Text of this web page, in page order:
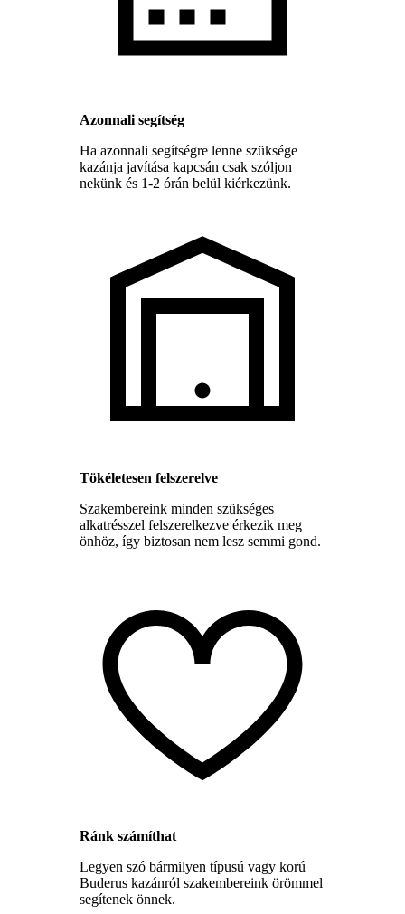
Azonnali segítség
Ha azonnali segítségre lenne szüksége
kazánja javítása kapcsán csak szóljon
nekünk és 1-2 órán belül kiérkezünk.
Tökéletesen felszerelve
Szakembereink minden szükséges
alkatrésszel felszerelkezve érkezik meg
önhöz, így biztosan nem lesz semmi gond.
Ránk számíthat
Legyen szó bármilyen típusú vagy korú
Buderus kazánról szakembereink örömmel
segítenek önnek.